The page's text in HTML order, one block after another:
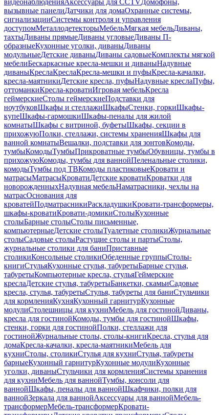
видеонаблюденияАксессуары для CCTVДомофоны,
вызывные панелиДатчики для домаОхранные системы,
сигнализацииСистемы контроля и управления
доступомМеталлодетекторыМебельМягкая мебельДиваны,
тахтыДиваны прямыеДиваны угловыеДиваны П-
образныеКухонные уголки, диваныДиваны
модульныеДетские диваныДиваны садовыеКомплекты мягкой
мебелиБескаркасные кресла-мешки и диваныНадувные
диваныКреслаКреслаКресла-мешки и пуфыКресла-качалки,
кресла-маятникиДетские кресла, пуфыНадувные креслаПуфы,
оттоманкиКресла-кроватиИгровая мебельКресла
геймерскиеСтолы геймерскиеПодставки для
ноутбуковШкафы и стеллажиШкафыСтенки, горкиШкафы-
купеШкафы-гармошкиШкафы-пеналы для жилой
комнатыШкафы с витриной, буфетыШкафы, секции в
прихожуюПолки, стеллажи, системы храненияШкафы для
ванной комнатыВешалки, подставки для зонтовКомоды,
тумбыКомодыТумбыПрикроватные тумбыОбувницы, тумбы в
прихожуюКомоды, тумбы для ваннойПеленальные столики,
комодыТумбы под ТВКомоды пластиковыеКровати и
матрасыМатрасыКроватиДетские кроватиКроватки для
новорожденныхНадувная мебельНаматрасники, чехлы на
матрасОснования для
кроватейПодматрасникиРаскладушкиКровати-трансформеры,
шкафы-кроватиКровати-домикиСтолыКухонные
столыБарные столыСтолы письменные,
компьютерныеДетские столыТуалетные столикиЖурнальные
столыСадовые столыРастущие столы и партыСтолы,
журнальные столики для баниПриставные
столикиКонсольные столикиОбеденные группыСтолы-
книгиСтульяКухонные стулья, табуретыБарные стулья,
табуретыКомпьютерные кресла, стульяГеймерские
креслаДетские стулья, табуретыБанкетки, скамьиСадовые
кресла, стулья, табуретыСтулья, табуреты для баниСтульчики
для кормленияКухняКухонный гарнитурКухонные
модулиСтолешницы для кухниМебель для гостинойДиваны,
кресла для гостинойКомоды, тумбы для гостинойШкафы,
стенки, горки для гостинойПолки, стеллажи для
гостинойЖурнальные столы, столы-книгиКресла, стулья для
домаКресла-качалки, кресла-маятникиМебель для
кухниСтолы, столикиСтулья для кухниСтулья, табуреты
барныеКухонный гарнитурКухонные модулиКухонные
уголки, диваныСтульчики для кормленияСистемы хранения
для кухниМебель для ваннойТумбы, консоли для
ваннойШкафы, пеналы для ваннойШкафчики, полки для
ваннойЗеркала для ваннойАксессуары для ваннойМебель-
трансформерМебель-трансформерКровати-